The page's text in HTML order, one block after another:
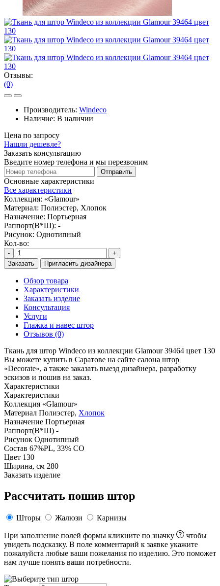
Отзывы:
(0)
Производитель: Windeco
Наличие: В наличии
Цена по запросу
Нашли дешевле?
Заказать консультацию
Введите номер телефона и мы перезвоним
Отправить
Основные характеристики
Все характеристики
Коллекция: «Glamour»
Материал: Полиэстер, Хлопок
Назначение: Портьерная
Раппорт(В*Ш): -
Рисунок: Однотипный
Кол-во:
-
+
Заказать
Пригласить дизайнера
Обзор товара
Характеристики
Заказать изделие
Консультация
Услуги
Глажка и навес штор
Отзывов (0)
Ткань для штор Windeco из коллекции Glamour 39464 цвет 130
Вы можете купить в Саратове на сайте салона штор
«Decorate», а также заказать выезд дизайнера, разработку
эскизов и пошив на заказ.
Характеристики
Характеристики
Коллекция «Glamour»
Материал Полиэстер, Хлопок
Назначение Портьерная
Раппорт(В*Ш) -
Рисунок Однотипный
Состав 67%PL, 33% CO
Цвет 130
Ширина, см 280
Заказать изделие
Рассчитать пошив штор
Шторы Жалюзи Карнизы
При заполнение полей формы кликните по значку
чтобы
увидеть подсказку. В поле комментарий к заявке укажите
пожалуйста любые ваши пожелания по изделию. Это поможет
нам лучше понять ваши потребности.